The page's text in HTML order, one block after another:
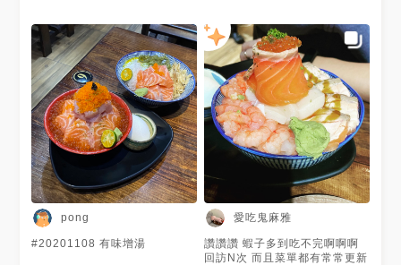
pong
#20201108 有味增湯
愛吃鬼麻雅
讚讚讚 蝦子多到吃不完啊啊啊
回訪N次 而且菜單都有常常更新